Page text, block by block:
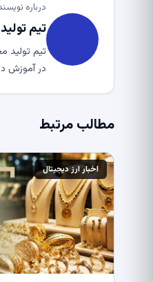
درباره
تیم
تیم تولید
در آموزش
مطالب مرتبط
اخبار ارز دیجیتال